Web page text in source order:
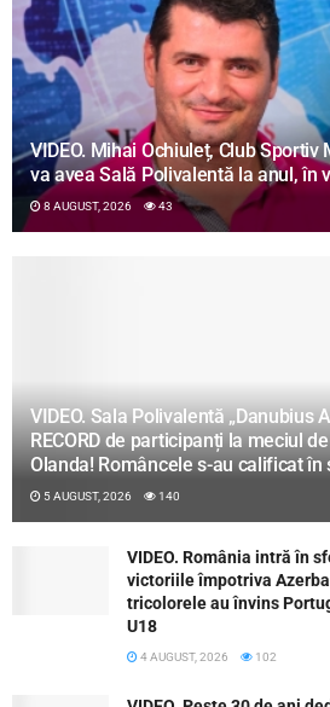
VIDEO. Mihai Ochiuleț, Club Sportiv
va avea Sală Polivalentă la anul, în
8 AUGUST, 2026 43
VIDEO. Sala Polivalentă „Danubius
RECORD de participanți la meciul
Olanda! Româncele s-au calificat în
5 AUGUST, 2026 140
VIDEO. România intră în
victoriile împotriva
tricolorele au învins
U18
4 AUGUST, 2026 102